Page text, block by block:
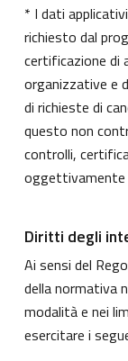
* I dati
richiesto dal
certificazione
organizzative e
di richieste di
questo non
controlli,
oggettivamente
Diritti degli
Ai sensi del
della normativa
modalità e nei
esercitare i